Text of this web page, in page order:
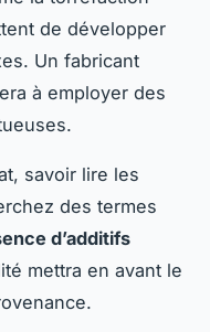
de développer
Un fabricant
à employer des
savoir lire les
des termes
d’additifs
mettra en avant le